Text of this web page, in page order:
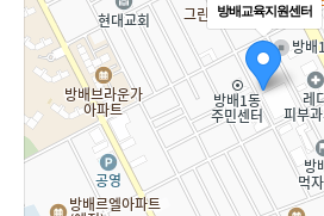
방배교육지원센터